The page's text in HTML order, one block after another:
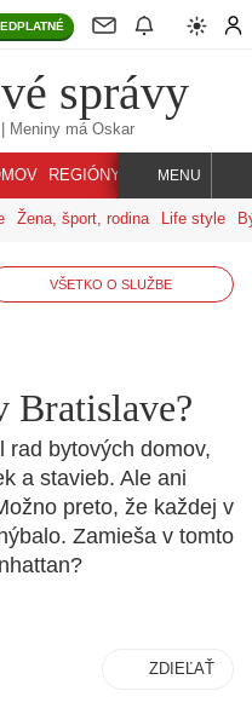
správy
Meniny má Oskar
REGIÓNY INDEX SVET
MENU
Žena, šport, rodina Life style
VŠETKO O SLUŽBE
Bratislave?
rad bytových domov,
a stavieb. Ale ani
preto, že každej v
Zamieša v tomto
ZDIEĽAŤ